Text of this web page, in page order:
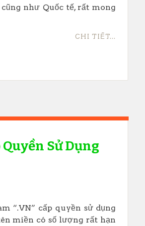
như Quốc tế, rất mong
CHI TIẾT...
Quyền Sử Dụng
“.VN” cấp quyền sử dụng
miền có số lượng rất hạn